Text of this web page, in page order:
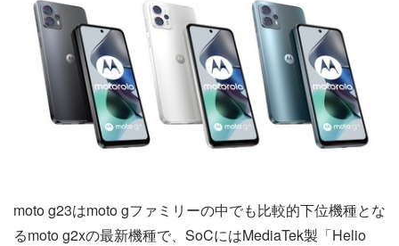
moto g23はmoto gファミリーの中でも比較的下位機種とな
るmoto g2xの最新機種で、SoCにはMediaTek製「Helio